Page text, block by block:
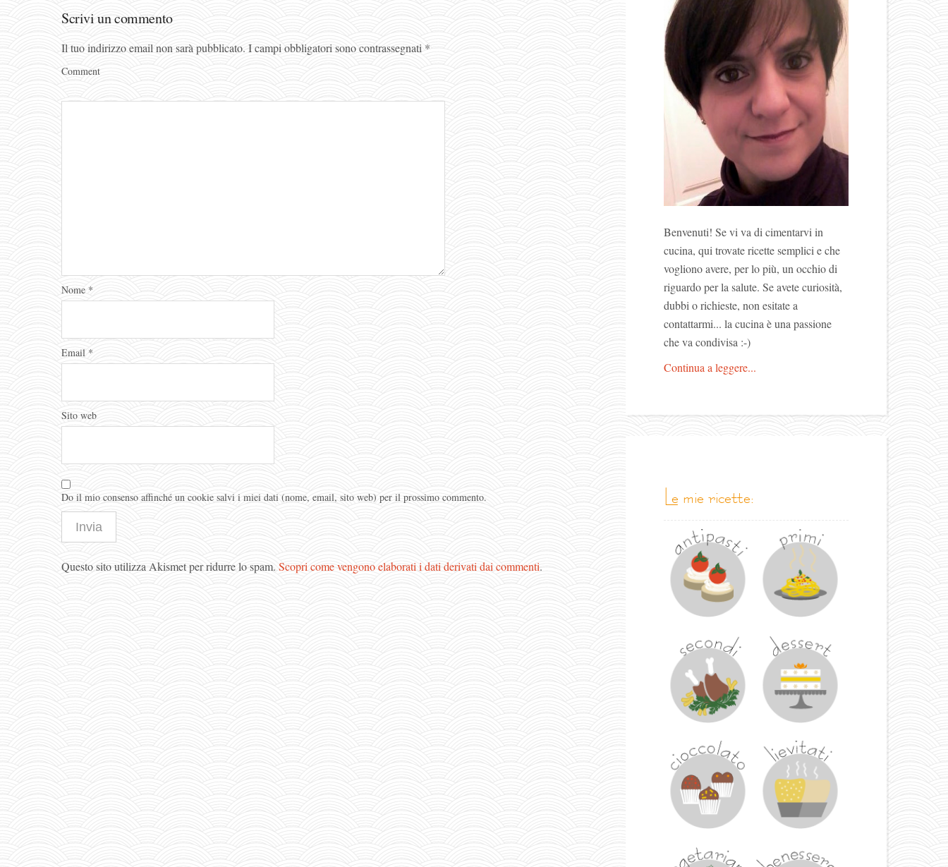
Scrivi un commento
Il tuo indirizzo email non sarà pubblicato. I campi obbligatori sono contrassegnati *
Comment
Nome *
Email *
Sito web
Do il mio consenso affinché un cookie salvi i miei dati (nome, email, sito web) per il prossimo commento.
Questo sito utilizza Akismet per ridurre lo spam. Scopri come vengono elaborati i dati derivati dai commenti.
Benvenuti! Se vi va di cimentarvi in
cucina, qui trovate ricette semplici e che
vogliono avere, per lo più, un occhio di
riguardo per la salute. Se avete curiosità,
dubbi o richieste, non esitate a
contattarmi... la cucina è una passione
che va condivisa :-)
Continua a leggere...
le mie ricette: